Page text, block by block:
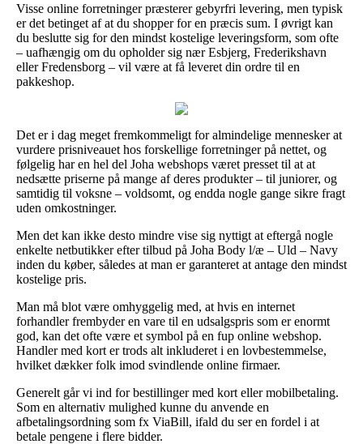
Visse online forretninger præsterer gebyrfri levering, men typisk
er det betinget af at du shopper for en præcis sum. I øvrigt kan
du beslutte sig for den mindst kostelige leveringsform, som ofte
– uafhængig om du opholder sig nær Esbjerg, Frederikshavn
eller Fredensborg – vil være at få leveret din ordre til en
pakkeshop.
Det er i dag meget fremkommeligt for almindelige mennesker at
vurdere prisniveauet hos forskellige forretninger på nettet, og
følgelig har en hel del Joha webshops været presset til at at
nedsætte priserne på mange af deres produkter – til juniorer, og
samtidig til voksne – voldsomt, og endda nogle gange sikre fragt
uden omkostninger.
Men det kan ikke desto mindre vise sig nyttigt at eftergå nogle
enkelte netbutikker efter tilbud på Joha Body l/æ – Uld – Navy
inden du køber, således at man er garanteret at antage den mindst
kostelige pris.
Man må blot være omhyggelig med, at hvis en internet
forhandler frembyder en vare til en udsalgspris som er enormt
god, kan det ofte være et symbol på en fup online webshop.
Handler med kort er trods alt inkluderet i en lovbestemmelse,
hvilket dækker folk imod svindlende online firmaer.
Generelt går vi ind for bestillinger med kort eller mobilbetaling.
Som en alternativ mulighed kunne du anvende en
afbetalingsordning som fx ViaBill, ifald du ser en fordel i at
betale pengene i flere bidder.